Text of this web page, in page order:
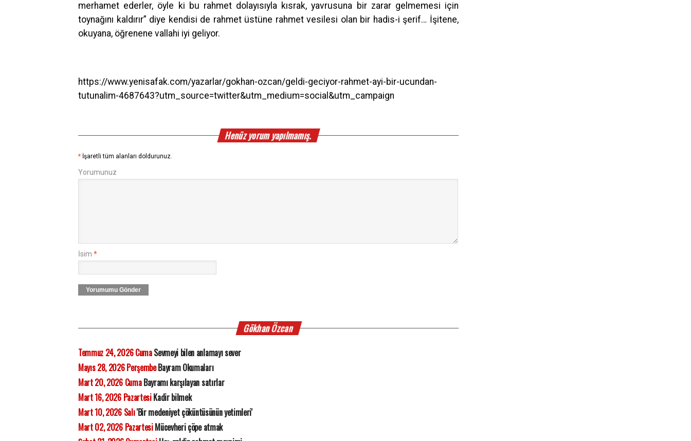
merhamet ederler, öyle ki bu rahmet dolayısıyla kısrak, yavrusuna bir zarar gelmemesi için
toynağını kaldırır” diye kendisi de rahmet üstüne rahmet vesilesi olan bir hadis-i şerif… İşitene,
okuyana, öğrenene vallahi iyi geliyor.
https://www.yenisafak.com/yazarlar/gokhan-ozcan/geldi-geciyor-rahmet-ayi-bir-ucundan-
tutunalim-4687643?utm_source=twitter&utm_medium=social&utm_campaign
Henüz yorum yapılmamış.
* İşaretli tüm alanları doldurunuz.
Yorumunuz
İsim *
Yorumumu Gönder
Gökhan Özcan
Temmuz 24, 2026 CumaSevmeyi bilen anlamayı sever
Mayıs 28, 2026 PerşembeBayram Okumaları
Mart 20, 2026 CumaBayramı karşılayan satırlar
Mart 16, 2026 PazartesiKadir bilmek
Mart 10, 2026 Salı'Bir medeniyet çöküntüsünün yetimleri'
Mart 02, 2026 PazartesiMücevheri çöpe atmak